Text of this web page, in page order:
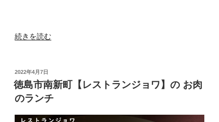
“【UP-
ッ
プ
タ
ン】
続きを読む
投
稿
日:
2022年4月7日
徳島市南新町【レストランジョワ】の お肉
のランチ